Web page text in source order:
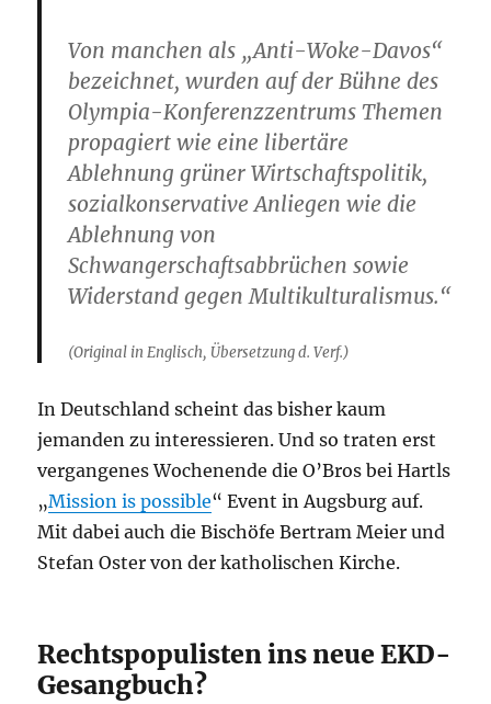
Von manchen als „Anti-Woke-Davos“
bezeichnet, wurden auf der Bühne des
Olympia-Konferenzzentrums Themen
propagiert wie eine libertäre
Ablehnung grüner Wirtschaftspolitik,
sozialkonservative Anliegen wie die
Ablehnung von
Schwangerschaftsabbrüchen sowie
Widerstand gegen Multikulturalismus.“
(Original in Englisch, Übersetzung d. Verf.)
In Deutschland scheint das bisher kaum
jemanden zu interessieren. Und so traten erst
vergangenes Wochenende die O’Bros bei Hartls
„Mission is possible“ Event in Augsburg auf.
Mit dabei auch die Bischöfe Bertram Meier und
Stefan Oster von der katholischen Kirche.
Rechtspopulisten ins neue EKD-
Gesangbuch?